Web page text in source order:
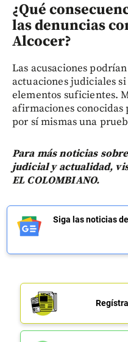
¿Qué
las denuncias
Alcocer?
Las acusaciones
actuaciones judiciales
elementos suficientes.
afirmaciones
por sí mismas una
Para más noticias
judicial y actualidad,
EL COLOMBIANO.
Siga las noticias